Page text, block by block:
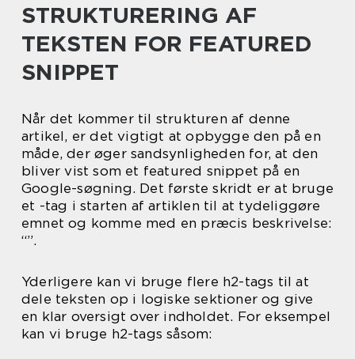
STRUKTURERING AF
TEKSTEN FOR FEATURED
SNIPPET
Når det kommer til strukturen af denne
artikel, er det vigtigt at opbygge den på en
måde, der øger sandsynligheden for, at den
bliver vist som et featured snippet på en
Google-søgning. Det første skridt er at bruge
et -tag i starten af artiklen til at tydeliggøre
emnet og komme med en præcis beskrivelse:
“”.
Yderligere kan vi bruge flere h2-tags til at
dele teksten op i logiske sektioner og give
en klar oversigt over indholdet. For eksempel
kan vi bruge h2-tags såsom: